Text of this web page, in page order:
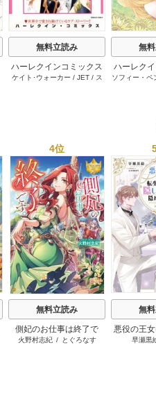
無料立読み
ハーレクインコミックス
セット 2026年 vol.1001
ケイト･ウォーカー / JET/ ス
無
ハーレク
セット
ソフィー・ペ
一ノ
4位
無料立読み
側妃のお仕事は終了で
す。
火野村志紀 / とぐろなす
無
悪役の王
ど、隠し
早瀬黒